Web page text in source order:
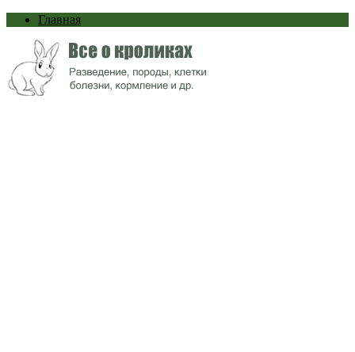
Главная